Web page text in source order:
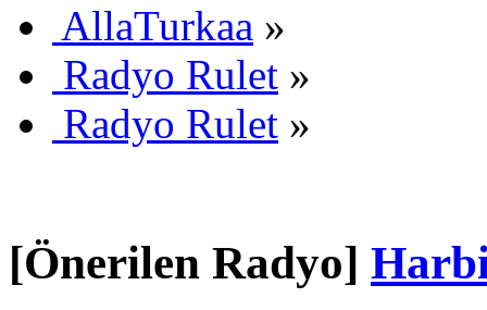
AllaTurkaa »
Radyo Rulet »
Radyo Rulet »
[Önerilen Radyo]